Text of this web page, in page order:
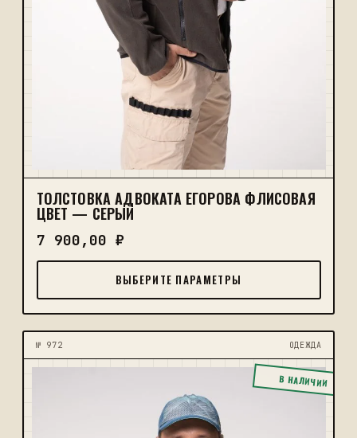
ТОЛСТОВКА АДВОКАТА ЕГОРОВА ФЛИСОВАЯ
ЦВЕТ — СЕРЫЙ
7 900,00 ₽
ВЫБЕРИТЕ ПАРАМЕТРЫ
№ 972 ОДЕЖДА
В НАЛИЧИИ